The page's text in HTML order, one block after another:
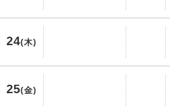
24(木)
25(金)